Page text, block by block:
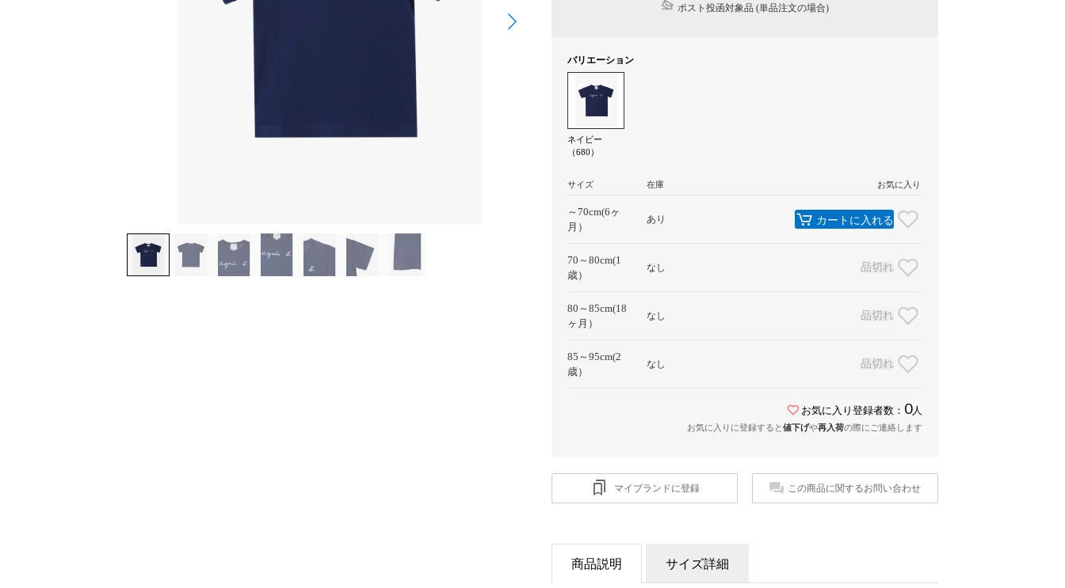
ポスト投函対象品 (単品注文の場合)
バリエーション
ネイビー
（680）
サイズ 在庫 お気に入り
～70cm(6ヶ
月）
あり カートに入れる
70～80cm(1
歳）
なし 品切れ
80～85cm(18
ヶ月）
なし 品切れ
85～95cm(2
歳）
なし 品切れ
お気に入り登録者数： 0人
お気に入りに登録すると値下げや再入荷の際にご連絡します
マイブランドに登録 この商品に関するお問い合わせ
商品説明 サイズ詳細